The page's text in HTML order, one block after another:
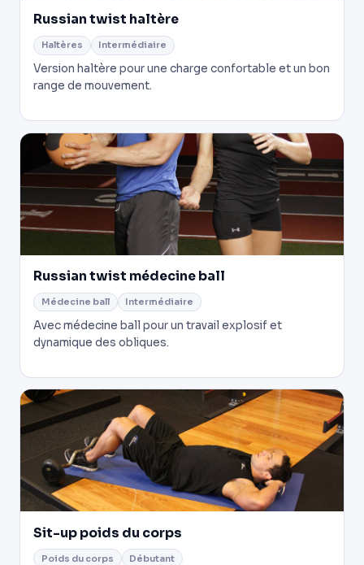
Russian twist haltère
Haltères Intermédiaire
Version haltère pour une charge confortable et un bon
range de mouvement.
Russian twist médecine ball
Médecine ball Intermédiaire
Avec médecine ball pour un travail explosif et
dynamique des obliques.
Sit-up poids du corps
Poids du corps Débutant